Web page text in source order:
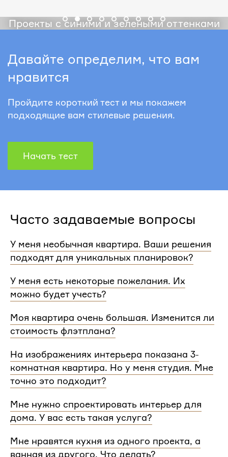
Проекты с синими и зелеными оттенками
Давайте определим, что вам
нравится
Пройдите короткий тест и мы покажем
подходящие вам стилевые решения.
Начать тест
Часто задаваемые вопросы
У меня необычная квартира. Ваши решения
подходят для уникальных планировок?
планировки и учтем особенности вашей
квартиры.
У меня есть некоторые пожелания. Их
можно будет учесть?
согласуем с вами планировочное решение,
расстановку мебели и важные детали. Вы
дизайнером Flatplan
Моя квартира очень большая. Изменится ли
стоимость флэтплана?
площади. Однако если у вас многоэтажный дом
или квартира, нужно будет купить флэтплан для
каждого этажа.
На изображениях интерьера показана 3-
комнатная квартира. Но у меня студия. Мне
точно это подходит?
и учитываем все детали. Любой стиль интерьера
на нашем сайте может быть адаптирован для
количеством комнат
Мне нужно спроектировать интерьер для
дома. У вас есть такая услуга?
квартир, но и для домов. Стоимость также не
зависит от площади. Однако если у вас в доме
Мне нравятся кухня из одного проекта, а
ванная из другого. Что делать?